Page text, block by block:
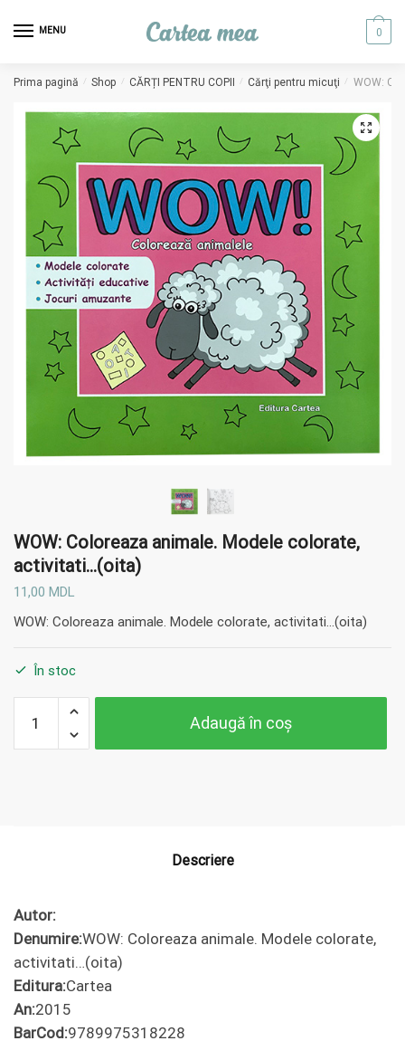
MENU 0
Prima pagină / Shop / CĂRȚI PENTRU COPII / Cărţi pentru micuţi / WOW:
WOW: Coloreaza animale. Modele colorate,
activitati…(oita)
11,00 MDL
WOW: Coloreaza animale. Modele colorate, activitati…(oita)
În stoc
WOW:
Coloreaza
Adaugă în coș
Descriere
Autor:
Denumire:WOW: Coloreaza animale. Modele colorate,
activitati…(oita)
Editura:Cartea
An:2015
BarCod:9789975318228